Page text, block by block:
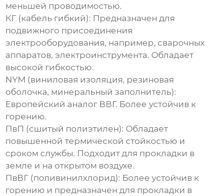
меньшей проводимостью.
КГ (кабель гибкий): Предназначен для
подвижного присоединения
электрооборудования, например, сварочных
аппаратов, электроинструмента. Обладает
высокой гибкостью.
NYM (виниловая изоляция, резиновая
оболочка, минеральный заполнитель):
Европейский аналог ВВГ. Более устойчив к
горению.
ПвП (сшитый полиэтилен): Обладает
повышенной термической стойкостью и
сроком службы. Подходит для прокладки в
земле и на открытом воздухе.
ПвВГ (поливинилхлорид): Более устойчив к
горению и предназначен для прокладки в